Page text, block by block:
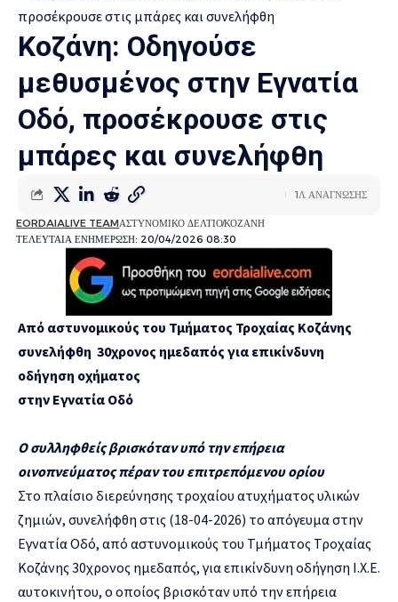
Κοζάνη: Οδηγούσε
μεθυσμένος στην Εγνατία
Οδό, προσέκρουσε στις
μπάρες και συνελήφθη
ΤΕΛΕΥΤΑΙΑ ΕΝΗΜΕΡΩΣΗ: 20/04/2026 08:30
EORDAIALIVE TEAMΑΣΤΥΝΟΜΙΚΟ ΔΕΛΤΙΟΚΟΖΑΝΗ
1Λ ΑΝΑΓΝΩΣΗΣ
Από αστυνομικούς του Τμήματος Τροχαίας Κοζάνης
συνελήφθη 30χρονος ημεδαπός για επικίνδυνη
οδήγηση οχήματος
στην Εγνατία Οδό
Ο συλληφθείς βρισκόταν υπό την επήρεια
οινοπνεύματος πέραν του επιτρεπόμενου ορίου
Στο πλαίσιο διερεύνησης τροχαίου ατυχήματος υλικών
ζημιών, συνελήφθη στις (18-04-2026) το απόγευμα στην
Εγνατία Οδό, από αστυνομικούς του Τμήματος Τροχαίας
Κοζάνης 30χρονος ημεδαπός, για επικίνδυνη οδήγηση Ι.Χ.Ε.
αυτοκινήτου, ο οποίος βρισκόταν υπό την επήρεια